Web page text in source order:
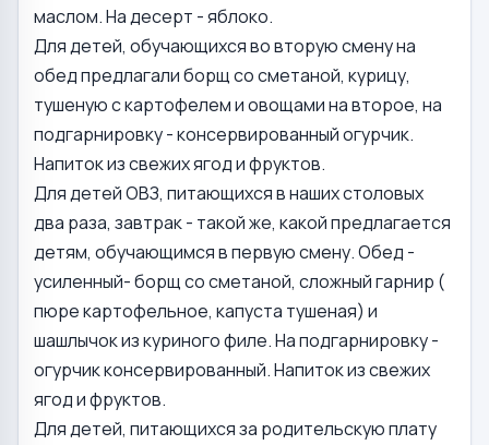
маслом. На десерт - яблоко.
Для детей, обучающихся во вторую смену на
обед предлагали борщ со сметаной, курицу,
тушеную с картофелем и овощами на второе, на
подгарнировку - консервированный огурчик.
Напиток из свежих ягод и фруктов.
Для детей ОВЗ, питающихся в наших столовых
два раза, завтрак - такой же, какой предлагается
детям, обучающимся в первую смену. Обед -
усиленный- борщ со сметаной, сложный гарнир (
пюре картофельное, капуста тушеная) и
шашлычок из куриного филе. На подгарнировку -
огурчик консервированный. Напиток из свежих
ягод и фруктов.
Для детей, питающихся за родительскую плату